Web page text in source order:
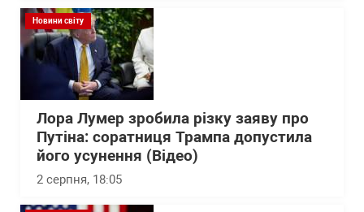
Новини світу
Лора Лумер зробила різку заяву про
Путіна: соратниця Трампа допустила
його усунення (Відео)
2 серпня, 18:05